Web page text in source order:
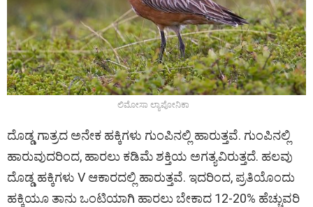
ಲಿಮೋಸಾ ಲ್ಯಾಪೋನಿಕಾ
ದೊಡ್ಡ ಗಾತ್ರದ ಅನೇಕ ಹಕ್ಕಿಗಳು ಗುಂಪಿನಲ್ಲಿ ಹಾರುತ್ತವೆ. ಗುಂಪಿನಲ್ಲಿ
ಹಾರುವುದರಿಂದ, ಹಾರಲು ಕಡಿಮೆ ಶಕ್ತಿಯ ಅಗತ್ಯವಿರುತ್ತದೆ. ಹಲವು
ದೊಡ್ಡ ಹಕ್ಕಿಗಳು V ಆಕಾರದಲ್ಲಿ ಹಾರುತ್ತವೆ. ಇದರಿಂದ, ಪ್ರತಿಯೊಂದು
ಹಕ್ಕಿಯೂ ತಾನು ಒಂಟಿಯಾಗಿ ಹಾರಲು ಬೇಕಾದ 12-20% ಹೆಚ್ಚುವರಿ